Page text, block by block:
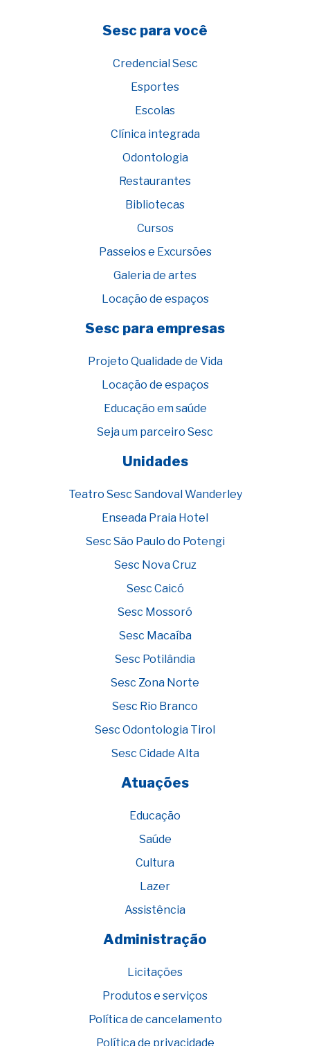
Sesc para você
Credencial Sesc
Esportes
Escolas
Clínica integrada
Odontologia
Restaurantes
Bibliotecas
Cursos
Passeios e Excursões
Galeria de artes
Locação de espaços
Sesc para empresas
Projeto Qualidade de Vida
Locação de espaços
Educação em saúde
Seja um parceiro Sesc
Unidades
Teatro Sesc Sandoval Wanderley
Enseada Praia Hotel
Sesc São Paulo do Potengi
Sesc Nova Cruz
Sesc Caicó
Sesc Mossoró
Sesc Macaíba
Sesc Potilândia
Sesc Zona Norte
Sesc Rio Branco
Sesc Odontologia Tirol
Sesc Cidade Alta
Atuações
Educação
Saúde
Cultura
Lazer
Assistência
Administração
Licitações
Produtos e serviços
Política de cancelamento
Política de privacidade